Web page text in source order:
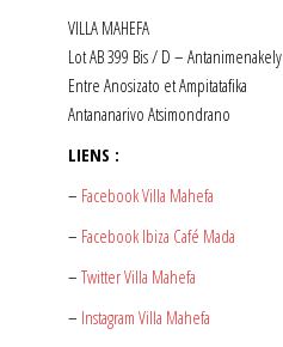
VILLA MAHEFA
Lot AB 399 Bis / D – Antanimenakely
Entre Anosizato et Ampitatafika
Antananarivo Atsimondrano
LIENS :
– Facebook Villa Mahefa
– Facebook Ibiza Café Mada
– Twitter Villa Mahefa
– Instagram Villa Mahefa